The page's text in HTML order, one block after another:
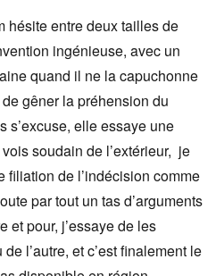
hésite entre deux tailles de
ingénieuse, avec un
quand il ne la capuchonne
gêner la préhension du
s’excuse, elle essaye une
soudain de l’extérieur, je
filiation de l’indécision comme
par tout un tas d’arguments
et pour, j’essaye de les
l’autre, et c’est finalement le